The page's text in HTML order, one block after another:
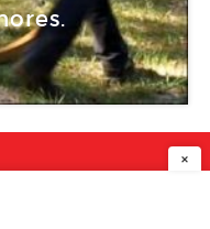
×